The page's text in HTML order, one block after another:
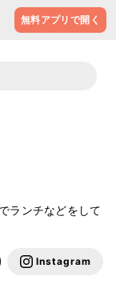
無料アプリで開く
ランチなどをして
Instagram